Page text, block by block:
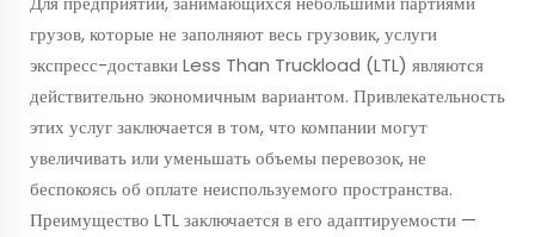
грузов, которые не заполняют весь грузовик, услуги
экспресс-доставки Less Than Truckload (LTL) являются
действительно экономичным вариантом. Привлекательность
этих услуг заключается в том, что компании могут
увеличивать или уменьшать объемы перевозок, не
беспокоясь об оплате неиспользуемого пространства.
Преимущество LTL заключается в его адаптируемости —